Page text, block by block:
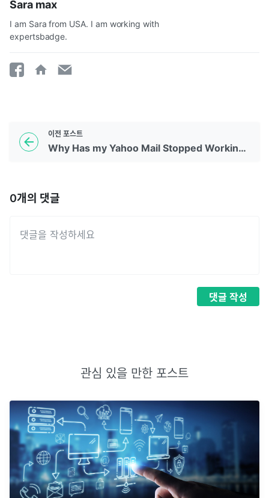
Sara max
I am Sara from USA. I am working with
expertsbadge.
이전 포스트
Why Has my Yahoo Mail Stopped Working in Outlook?
0개의 댓글
댓글 작성
관심 있을 만한 포스트